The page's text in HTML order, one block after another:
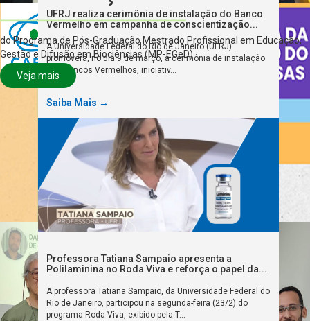
do Programa de Pós-Graduação Mestrado Profissional em Educação,
Gestão e Difusão em Biociências (MP-EGeD)
Veja mais
UFRJ realiza cerimônia de instalação do Banco
Vermelho em campanha de conscientização...
A Universidade Federal do Rio de Janeiro (UFRJ)
promoverá, no dia 9 de março, a cerimônia de instalação
dos Bancos Vermelhos, iniciativ...
Saiba Mais →
Professora Tatiana Sampaio apresenta a
Polilaminina no Roda Viva e reforça o papel da...
A professora Tatiana Sampaio, da Universidade Federal do
Rio de Janeiro, participou na segunda-feira (23/2) do
programa Roda Viva, exibido pela T...